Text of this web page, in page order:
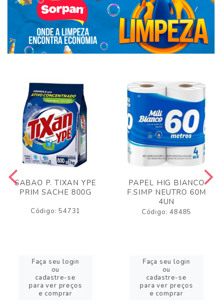
SABAO P. TIXAN YPE
PRIM SACHE 800G
Código: 54731
Faça seu login
ou
cadastre-se
para ver preços
e comprar
PAPEL HIG BIANCO
F.SIMP NEUTRO 60M
4UN
Código: 48485
Faça seu login
ou
cadastre-se
para ver preços
e comprar